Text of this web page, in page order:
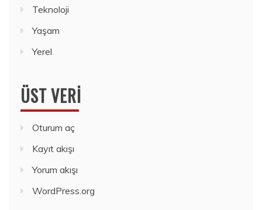
Teknoloji
Yaşam
Yerel
ÜST VERI
Oturum aç
Kayıt akışı
Yorum akışı
WordPress.org